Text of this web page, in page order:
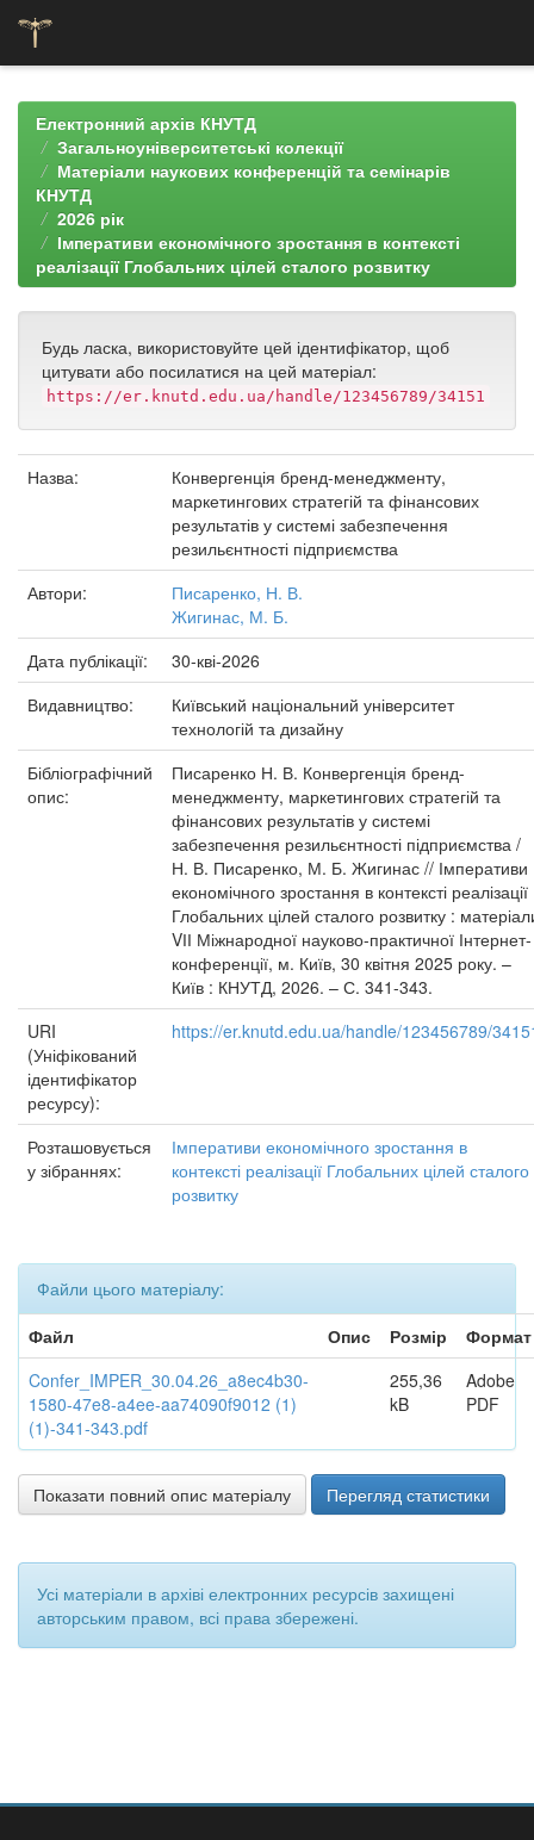
navigationЕлектронний архів КНУТД
Загальноуніверситетські колекції
Матеріали наукових конференцій та семінарів
КНУТД
2026 рік
Імперативи економічного зростання в контексті
реалізації Глобальних цілей сталого розвитку
Будь ласка, використовуйте цей ідентифікатор, щоб
цитувати або посилатися на цей матеріал:
https://er.knutd.edu.ua/handle/123456789/34151
Назва:
Конвергенція бренд-менеджменту,
маркетингових стратегій та фінансових
результатів у системі забезпечення
резильєнтності підприємства
Автори:
Писаренко, Н. В.
Жигинас, М. Б.
Дата публікації:
30-кві-2026
Видавництво:
Київський національний університет
технологій та дизайну
Бібліографічний
опис:
Писаренко Н. В. Конвергенція бренд-
менеджменту, маркетингових стратегій та
фінансових результатів у системі
забезпечення резильєнтності підприємства /
Н. В. Писаренко, М. Б. Жигинас // Імперативи
економічного зростання в контексті реалізації
Глобальних цілей сталого розвитку :
VІІ Міжнародної науково-практичної Інтернет-
конференції, м. Київ, 30 квітня 2025 року. –
Київ : КНУТД, 2026. – С. 341-343.
URI
(Уніфікований
ідентифікатор
ресурсу):
https://er.knutd.edu.ua/handle/123456789/
Розташовується
у зібраннях:
Імперативи економічного зростання в
контексті реалізації Глобальних цілей сталого
розвитку
Файли цього матеріалу:
Файл
Опис Розмір
Формат
Confer_IMPER_30.04.26_a8ec4b30-
1580-47e8-a4ee-aa74090f9012 (1)
(1)-341-343.pdf
255,36
kB
Adobe
PDF
Показати повний опис матеріалу Перегляд статистики
Усі матеріали в архіві електронних ресурсів захищені
авторським правом, всі права збережені.